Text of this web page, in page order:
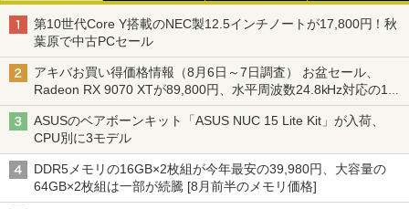
第10世代Core Y搭載のNEC製12.5インチノートが17,800円！秋
葉原で中古PCセール
アキバお買い得価格情報（8月6日～7日調査） お盆セール、
Radeon RX 9070 XTが89,800円、水平周波数24.8kHz対応の17
型モニターが9,801円、暑さ指数連動セール ほか
ASUSのベアボーンキット「ASUS NUC 15 Lite Kit」が入荷、
CPU別に3モデル
DDR5メモリの16GB×2枚組が今年最安の39,980円、大容量の
64GB×2枚組は一部が続騰 [8月前半のメモリ価格]